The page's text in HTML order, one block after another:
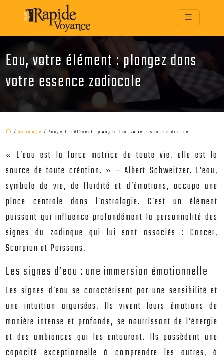
Eau, votre élément : plongez dans
votre essence zodiacale
/ Astrologie / Eau, votre élément : plongez dans votre essence zodiacale
« L’eau est la force motrice de toute vie, elle est la
source de toute création. » – Albert Schweitzer. L’eau,
symbole de vie, de fluidité et d’émotions, occupe une
place centrale dans l’astrologie. C’est un élément
puissant qui influence profondément la personnalité des
signes du zodiaque qui lui sont associés : Cancer,
Scorpion et Poissons.
Les signes d’eau : une immersion émotionnelle
Les signes d’eau se caractérisent par une sensibilité et
une intuition aiguisées. Ils vivent leurs émotions de
manière intense et profonde, se nourrissant de l’énergie
et des ambiances qui les entourent. Ils possèdent une
capacité exceptionnelle à comprendre les autres, à